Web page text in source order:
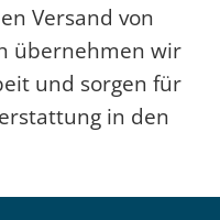
Versand von
übernehmen wir
und sorgen für
in den